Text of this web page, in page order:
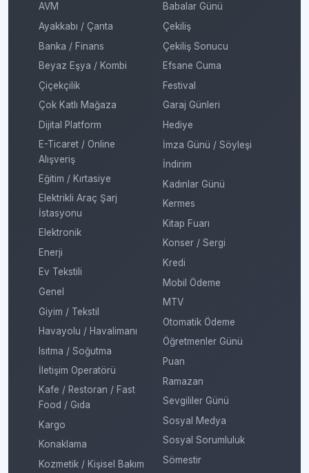
AVM
Ayakkabı / Çanta
Banka / Finans
Beyaz Eşya / Kombi
Çiçekçilik
Çok Katlı Mağaza
Dijital Platform
E-Ticaret / Online
Alışveriş
Eğitim / Kırtasiye
Elektrikli Araç Şarj
İstasyonu
Elektronik
Enerji
Ev Tekstili
Genel
Giyim / Tekstil
Havayolu / Havalimanı
Isıtma / Soğutma
İletişim Operatörü
Kafe / Restoran / Fast
Food / Gıda
Kargo
Konaklama
Kozmetik / Kişisel Bakım
Babalar Günü
Çekiliş
Çekiliş Sonucu
Efsane Cuma
Festival
Garaj Günleri
Hediye
İmza Günü / Söyleşi
İndirim
Kadınlar Günü
Kermes
Kitap Fuarı
Konser / Sergi
Kredi
Mobil Ödeme
MTV
Otomatik Ödeme
Öğretmenler Günü
Puan
Ramazan
Sevgililer Günü
Sosyal Medya
Sosyal Sorumluluk
Sömestir